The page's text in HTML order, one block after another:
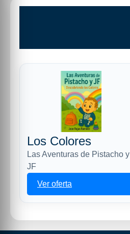
Los Colores
Las Aventuras de Pistacho y
JF
Ver oferta